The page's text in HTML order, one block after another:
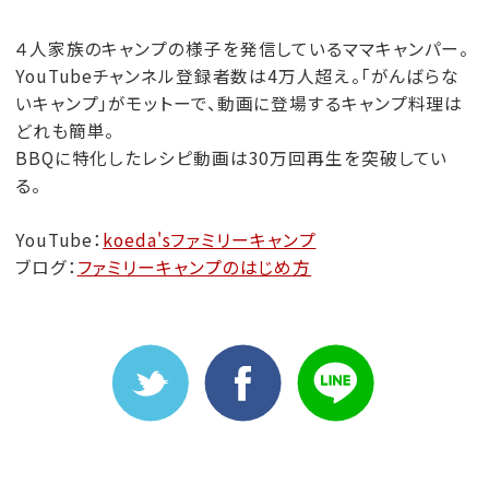
４人家族のキャンプの様子を発信しているママキャンパー。
YouTubeチャンネル登録者数は4万人超え。「がんばらな
いキャンプ」がモットーで、動画に登場するキャンプ料理は
どれも簡単。
BBQに特化したレシピ動画は30万回再生を突破してい
る。
YouTube： koeda'sファミリーキャンプ
ブログ： ファミリーキャンプのはじめ方